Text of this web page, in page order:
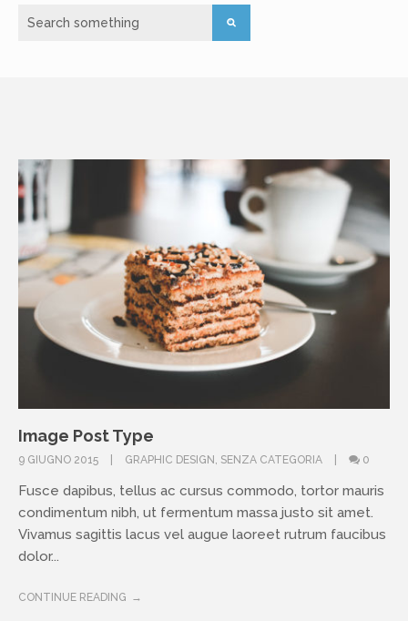
Image Post Type
9 GIUGNO 2015 GRAPHIC DESIGN SENZA CATEGORIA 0
Fusce dapibus, tellus ac cursus commodo, tortor mauris
condimentum nibh, ut fermentum massa justo sit amet.
Vivamus sagittis lacus vel augue laoreet rutrum faucibus
dolor...
CONTINUE READING